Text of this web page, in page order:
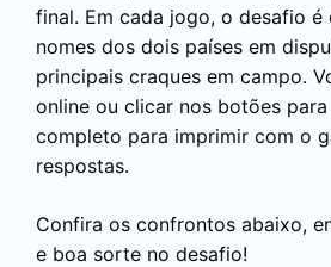
final. Em cada jogo, o desafio é
nomes dos dois países em
principais craques em campo.
online ou clicar nos botões
completo para imprimir com o
respostas.
Confira os confrontos abaixo,
e boa sorte no desafio!